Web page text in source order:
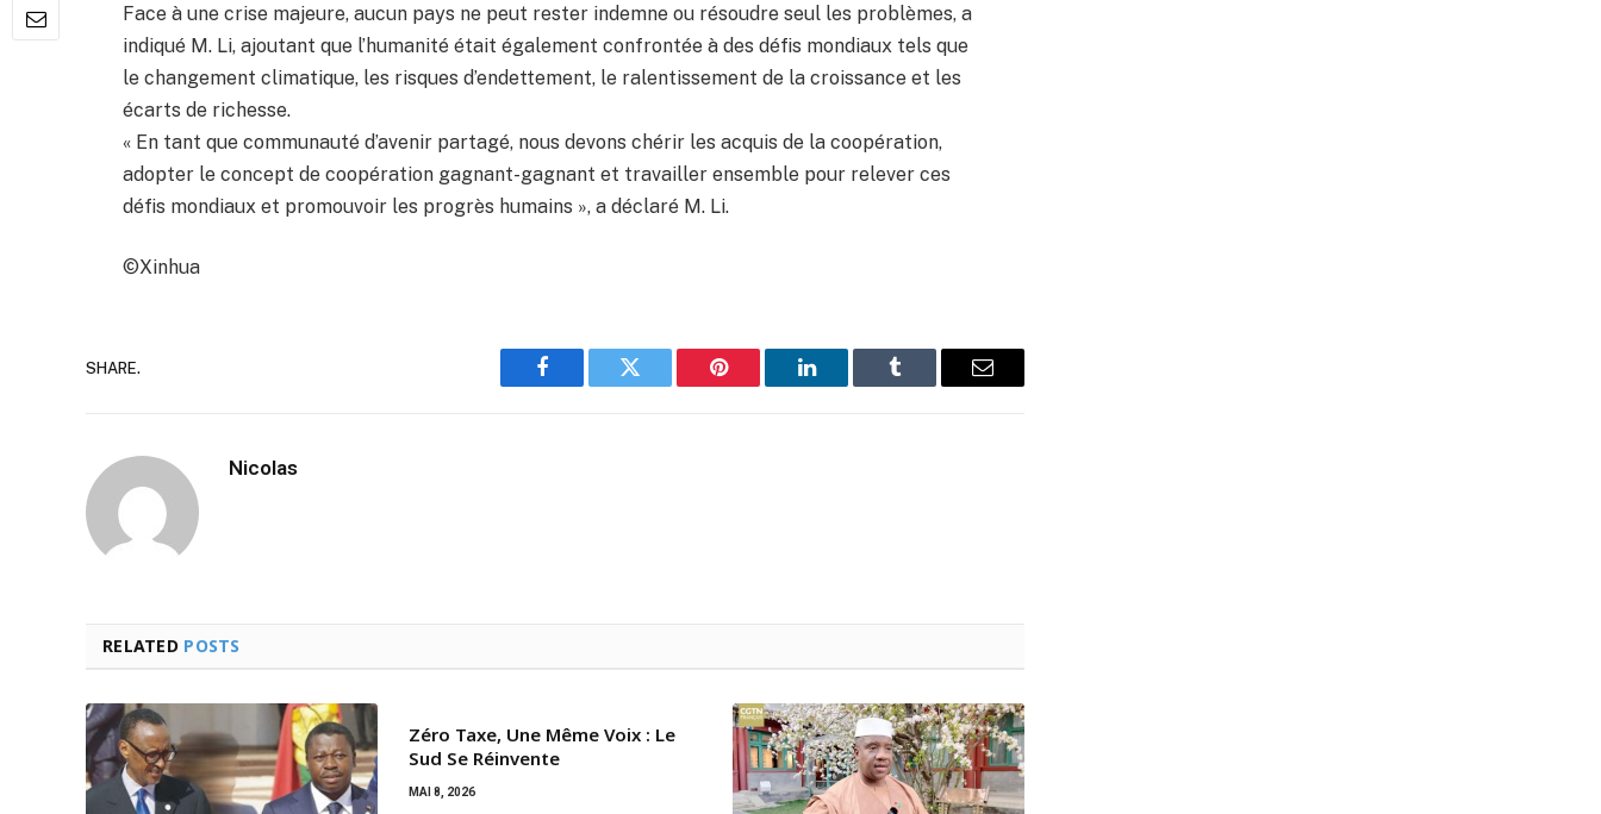
Face à une crise majeure, aucun pays ne peut rester indemne ou résoudre seul les problèmes, a
indiqué M. Li, ajoutant que l’humanité était également confrontée à des défis mondiaux tels que
le changement climatique, les risques d’endettement, le ralentissement de la croissance et les
écarts de richesse.
« En tant que communauté d’avenir partagé, nous devons chérir les acquis de la coopération,
adopter le concept de coopération gagnant-gagnant et travailler ensemble pour relever ces
défis mondiaux et promouvoir les progrès humains », a déclaré M. Li.
©Xinhua
SHARE.
Facebook Twitter Pinterest LinkedIn Tumblr Email
Nicolas
RELATED POSTS
Zéro Taxe, Une Même Voix : Le
Sud Se Réinvente
MAI 8, 2026